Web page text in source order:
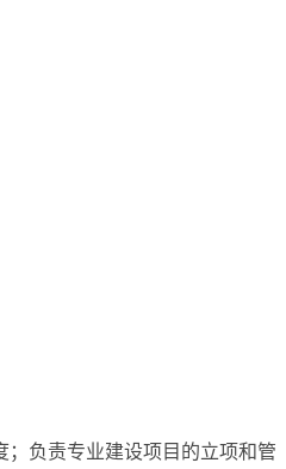
负责专业建设项目的立项和管